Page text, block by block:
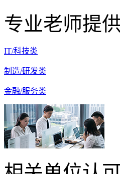
专业老师提
IT/科技类
制造/研发类
金融/服务类